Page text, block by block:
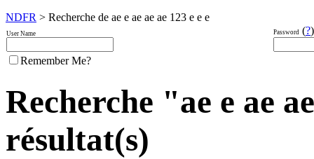
NDFR > Recherche de ae e ae ae ae 123 e e e
User Name Password (?)
Remember Me?
Recherche "ae e ae
résultat(s)